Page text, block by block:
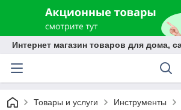
Интернет магазин товаров для дома,
Товары и услуги Инструменты